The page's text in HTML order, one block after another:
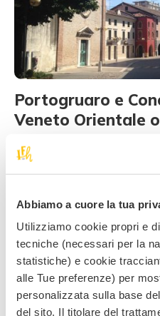
Abbiamo a cuore la tua
Utilizziamo cookie propri e
tecniche (necessari per la
statistiche) e cookie
alle Tue preferenze) per
personalizzata sulla base
del sito. Il titolare del
Portogruaro e
Veneto Orientale
Se siete come me e avete
Veneto Orientale unicamente